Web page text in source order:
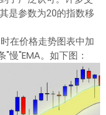
是参数为20的指数移
在价格走势图表中加
慢"EMA。如下图：